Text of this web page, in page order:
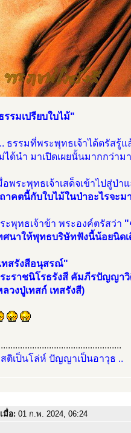
รรมเปรียบใบไม้"
ธรรมที่พระพุทธเจ้าได้ตรัสรู้
ได้นำ มาเปิดเผยนั้นมากกว่าม
อพระพุทธเจ้าเสด็จเข้าไปสู่ป่า
าคตนี้กับใบไม้ในป่าอะไรจะม
ะพุทธเจ้าข้า พระองค์ตรัสว่า "
ศนาให้พุทธบริษัทฟังนี้น้อยนิด
ทสรังสีอนุสรณ์"
ะราชนิโรธรังสี คัมภีรปัญญา
ลวงปู่เทสก์ เทสรังสี)
สติเป็นโล่ห์ ปัญญาเป็นอาวุธ ..
เมื่อ: 01 ก.พ. 2024, 06:24